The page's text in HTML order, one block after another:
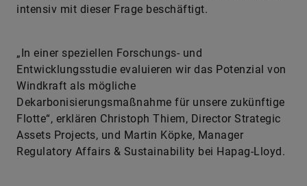
intensiv mit dieser Frage beschäftigt.
„In einer speziellen Forschungs- und
Entwicklungsstudie evaluieren wir das Potenzial von
Windkraft als mögliche
Dekarbonisierungsmaßnahme für unsere zukünftige
Flotte“, erklären Christoph Thiem, Director Strategic
Assets Projects, und Martin Köpke, Manager
Regulatory Affairs & Sustainability bei Hapag-Lloyd.